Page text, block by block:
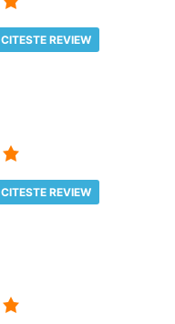
CITESTE REVIEW
CITESTE REVIEW